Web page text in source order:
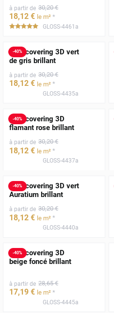
à partir de 30,20 €
18,12 € le m² *
*****
GLOSS-4461a
-40%
Film covering 3D vert
de gris brillant
à partir de 30,20 €
18,12 € le m² *
GLOSS-4435a
-40%
Film covering 3D
flamant rose brillant
à partir de 30,20 €
18,12 € le m² *
GLOSS-4437a
-40%
Film covering 3D vert
Auratium brillant
à partir de 30,20 €
18,12 € le m² *
GLOSS-4440a
-40%
Film covering 3D
beige foncé brillant
à partir de 28,65 €
17,19 € le m² *
GLOSS-4445a